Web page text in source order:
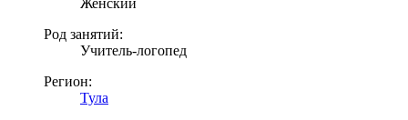
Женский
Род занятий:
Учитель-логопед
Регион:
Тула